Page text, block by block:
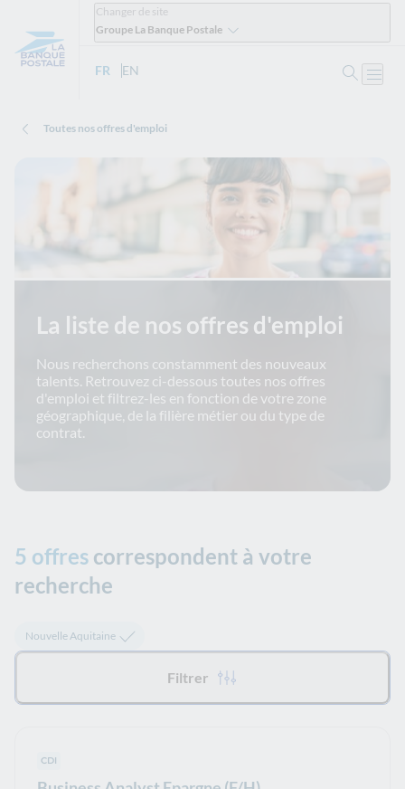
Changer de site
Groupe La Banque Postale
FR - Version française
EN
Toutes nos offres d'emploi
La liste de nos offres d'emploi
Nous recherchons constamment des nouveaux
talents. Retrouvez ci-dessous toutes nos offres
d'emploi et filtrez-les en fonction de votre zone
géographique, de la filière métier ou du type de
contrat.
5 offres correspondent à votre
recherche
Tous les filtres appliqués :
Nouvelle Aquitaine
Filtrer
Type de contrat :
CDI